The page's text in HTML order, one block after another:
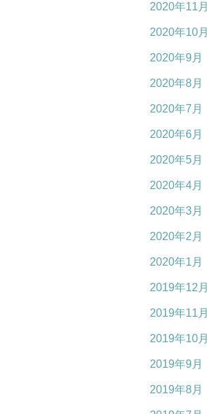
2020年11月
2020年10月
2020年9月
2020年8月
2020年7月
2020年6月
2020年5月
2020年4月
2020年3月
2020年2月
2020年1月
2019年12月
2019年11月
2019年10月
2019年9月
2019年8月